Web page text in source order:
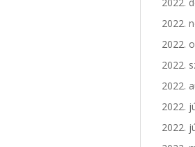
2022.
2022.
2022.
2022.
2022.
2022.